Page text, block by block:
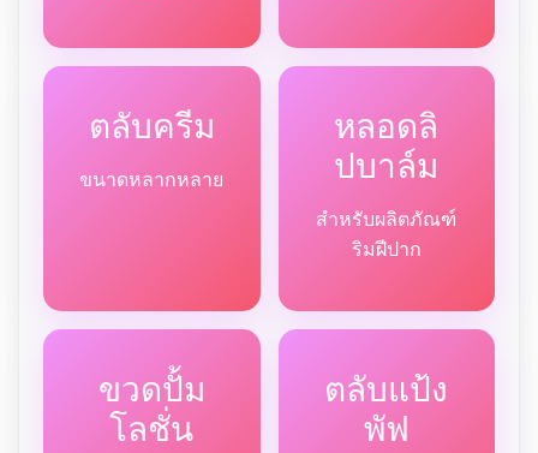
ตลับครีม
ขนาดหลากหลาย
หลอดลิ
ปบาล์ม
สำหรับผลิตภัณฑ์
ริมฝีปาก
ขวดปั้ม
โลชั่น
ตลับแป้ง
พัฟ